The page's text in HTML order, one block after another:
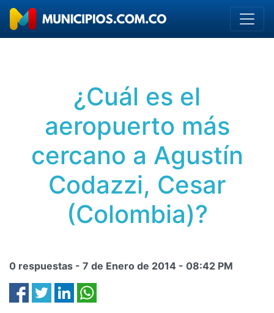
¿Cuál es el
aeropuerto más
cercano a Agustín
Codazzi, Cesar
(Colombia)?
0 respuestas - 7 de Enero de 2014 - 08:42 PM